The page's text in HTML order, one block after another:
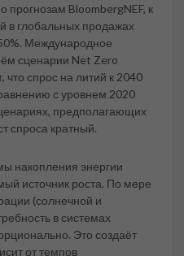
прогнозам BloombergNEF, к
в глобальных продажах
Международное
сценарии Net Zero
что спрос на литий к 2040
с уровнем 2020
предполагающих
спроса кратный.
накопления энергии
источник роста. По мере
(солнечной и
в системах
Это создаёт
от темпов